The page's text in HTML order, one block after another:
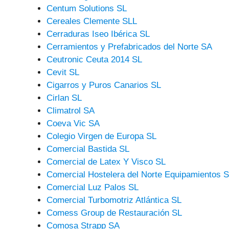
Centum Solutions SL
Cereales Clemente SLL
Cerraduras Iseo Ibérica SL
Cerramientos y Prefabricados del Norte SA
Ceutronic Ceuta 2014 SL
Cevit SL
Cigarros y Puros Canarios SL
Cirlan SL
Climatrol SA
Coeva Vic SA
Colegio Virgen de Europa SL
Comercial Bastida SL
Comercial de Latex Y Visco SL
Comercial Hostelera del Norte Equipamientos
Comercial Luz Palos SL
Comercial Turbomotriz Atlántica SL
Comess Group de Restauración SL
Comosa Strapp SA